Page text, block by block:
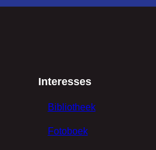
Interesses
Bibliotheek
Fotoboek